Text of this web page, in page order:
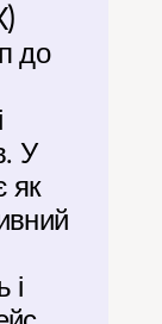
до
У
як
і